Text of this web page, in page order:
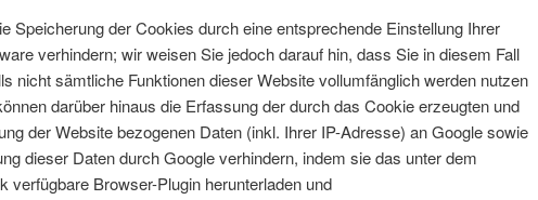
Speicherung der Cookies durch eine entsprechende Einstellung Ihrer
verhindern; wir weisen Sie jedoch darauf hin, dass Sie in diesem Fall
nicht sämtliche Funktionen dieser Website vollumfänglich werden nutzen
darüber hinaus die Erfassung der durch das Cookie erzeugten und
der Website bezogenen Daten (inkl. Ihrer IP-Adresse) an Google sowie
dieser Daten durch Google verhindern, indem sie das unter dem
verfügbare Browser-Plugin herunterladen und